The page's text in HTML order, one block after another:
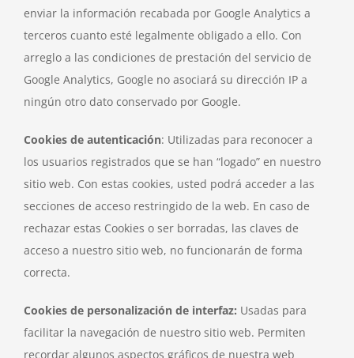
enviar la información recabada por Google Analytics a
terceros cuanto esté legalmente obligado a ello. Con
arreglo a las condiciones de prestación del servicio de
Google Analytics, Google no asociará su dirección IP a
ningún otro dato conservado por Google.
Cookies de autenticación: Utilizadas para reconocer a
los usuarios registrados que se han “logado” en nuestro
sitio web. Con estas cookies, usted podrá acceder a las
secciones de acceso restringido de la web. En caso de
rechazar estas Cookies o ser borradas, las claves de
acceso a nuestro sitio web, no funcionarán de forma
correcta.
Cookies de personalización de interfaz: Usadas para
facilitar la navegación de nuestro sitio web. Permiten
recordar algunos aspectos gráficos de nuestra web